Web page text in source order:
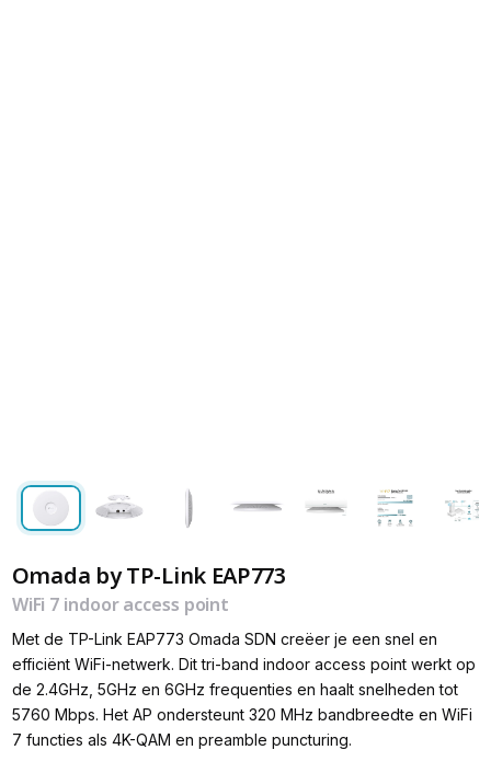
Omada by TP-Link EAP773
WiFi 7 indoor access point
Met de TP-Link EAP773 Omada SDN creëer je een snel en
efficiënt WiFi-netwerk. Dit tri-band indoor access point werkt op
de 2.4GHz, 5GHz en 6GHz frequenties en haalt snelheden tot
5760 Mbps. Het AP ondersteunt 320 MHz bandbreedte en WiFi
7 functies als 4K-QAM en preamble puncturing.